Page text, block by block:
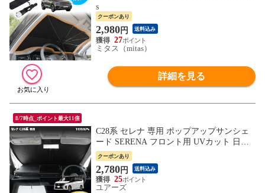
ラス用 傘タイプ フロントガラス 傘式 遮光
遮熱 日除け パラソル 車用 セダン SUV 軽
自動車 ミニバン コンパクト収納 災害対策
防災 フロントサンシェード キャンプ 車中
泊 仮眠 Sサイズ
S
クーポンあり
2,980円 送料込み
27
ミタス（mitas）
詳細を見る
8/7時点_ポイント最大11倍
C28系 セレナ 専用 ポップアップサンシェ
ード SERENA フロント用 UVカット 日除
け 遮光 車用 収納ケース付き 車中泊にも最
適 送料無料 ニッサン NISSAN [7]A
クーポンあり
2,780円 送料込み
25
ユアーズ